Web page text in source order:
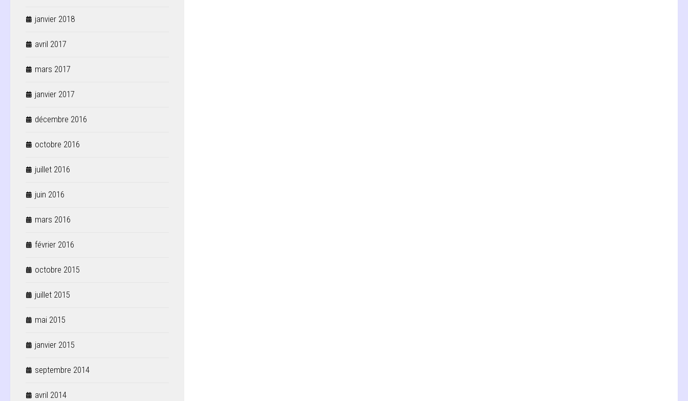
janvier 2018
avril 2017
mars 2017
janvier 2017
décembre 2016
octobre 2016
juillet 2016
juin 2016
mars 2016
février 2016
octobre 2015
juillet 2015
mai 2015
janvier 2015
septembre 2014
avril 2014